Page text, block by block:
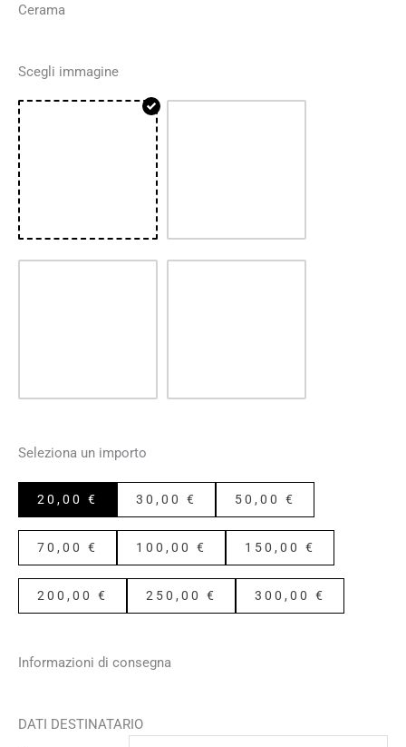
Cerama
Scegli immagine
Seleziona un importo
20,00 € 30,00 € 50,00 €
70,00 € 100,00 € 150,00 €
200,00 € 250,00 € 300,00 €
Informazioni di consegna
DATI DESTINATARIO